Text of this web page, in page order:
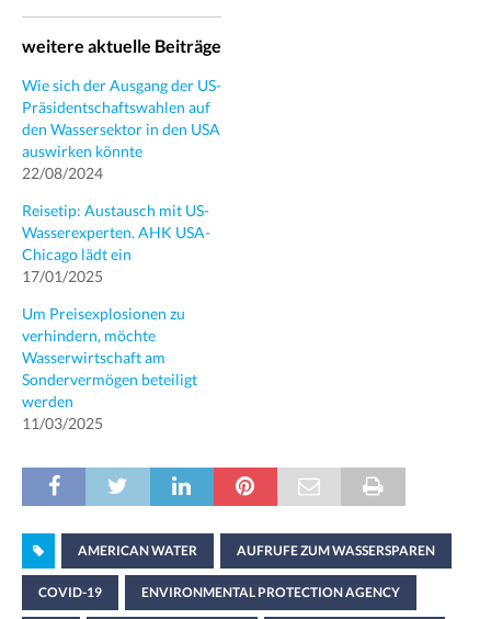
weitere aktuelle Beiträge
Wie sich der Ausgang der US-
Präsidentschaftswahlen auf
den Wassersektor in den USA
auswirken könnte
22/08/2024
Reisetip: Austausch mit US-
Wasserexperten. AHK USA-
Chicago lädt ein
17/01/2025
Um Preisexplosionen zu
verhindern, möchte
Wasserwirtschaft am
Sondervermögen beteiligt
werden
11/03/2025
AMERICAN WATER AUFRUFE ZUM WASSERSPAREN
COVID-19 ENVIRONMENTAL PROTECTION AGENCY